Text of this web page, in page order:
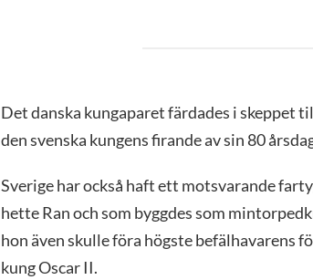
Det danska kungaparet färdades i skeppet
den svenska kungens firande av sin 80
Sverige har också haft ett motsvarande
hette Ran och som byggdes som
hon även skulle föra högste befälhavarens
kung Oscar II.